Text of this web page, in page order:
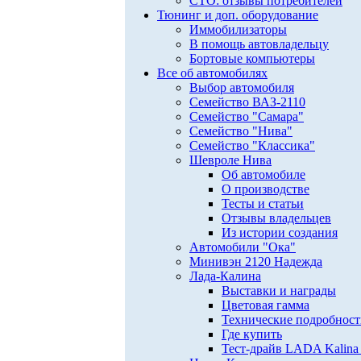
Тюнинг и доп. оборудование
Иммобилизаторы
В помощь автовладельцу
Бортовые компьютеры
Все об автомобилях
Выбор автомобиля
Семейство ВАЗ-2110
Семейство "Самара"
Семейство "Нива"
Семейство "Классика"
Шевроле Нива
Об автомобиле
О производстве
Тесты и статьи
Отзывы владельцев
Из истории создания
Автомобили "Ока"
Минивэн 2120 Надежда
Лада-Калина
Выставки и награды
Цветовая гамма
Технические
Где купить
Тест-драйв LADA Kalina